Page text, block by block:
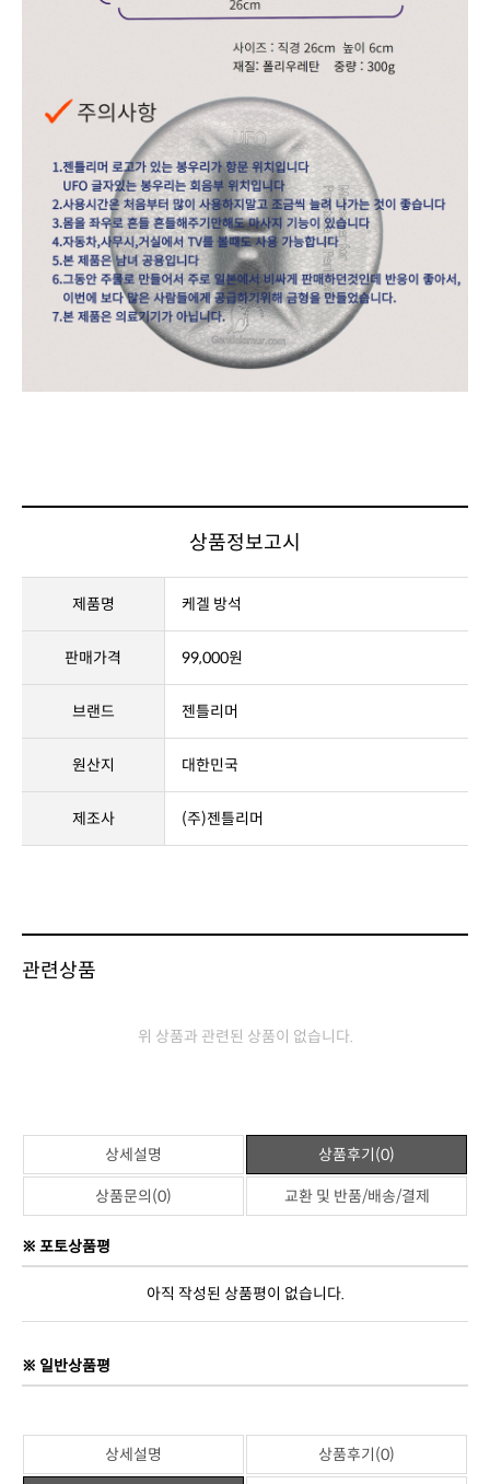
상품정보고시
제품명 케겔 방석
판매가격 99,000원
브랜드 젠틀리머
원산지 대한민국
제조사 (주)젠틀리머
관련상품
위 상품과 관련된 상품이 없습니다.
상세설명 상품후기(0)
상품문의(0) 교환 및 반품/배송/결제
※ 포토상품평
아직 작성된 상품평이 없습니다.
※ 일반상품평
상세설명 상품후기(0)